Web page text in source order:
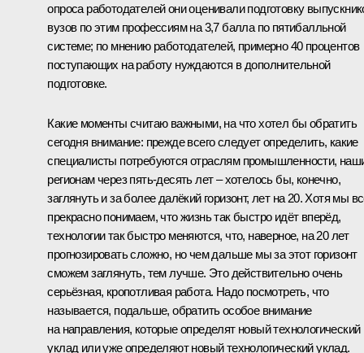
опроса работодателей они оценивали подготовку
вузов по этим профессиям на 3,7 балла по пятибалльной
системе; по мнению работодателей, примерно 40 процентов
поступающих на работу нуждаются в дополнительной
подготовке.
Какие моменты считаю важными, на что хотел бы обратить
сегодня внимание: прежде всего следует определить, какие
специалисты потребуются отраслям промышленности,
регионам через пять-десять лет – хотелось бы, конечно,
заглянуть и за более далёкий горизонт, лет на 20. Хотя мы
прекрасно понимаем, что жизнь так быстро идёт вперёд,
технологии так быстро меняются, что, наверное, на 20 лет
прогнозировать сложно, но чем дальше мы за этот горизонт
сможем заглянуть, тем лучше. Это действительно очень
серьёзная, кропотливая работа. Надо посмотреть, что
называется, подальше, обратить особое внимание
на направления, которые определят новый технологический
уклад или уже определяют новый технологический уклад.